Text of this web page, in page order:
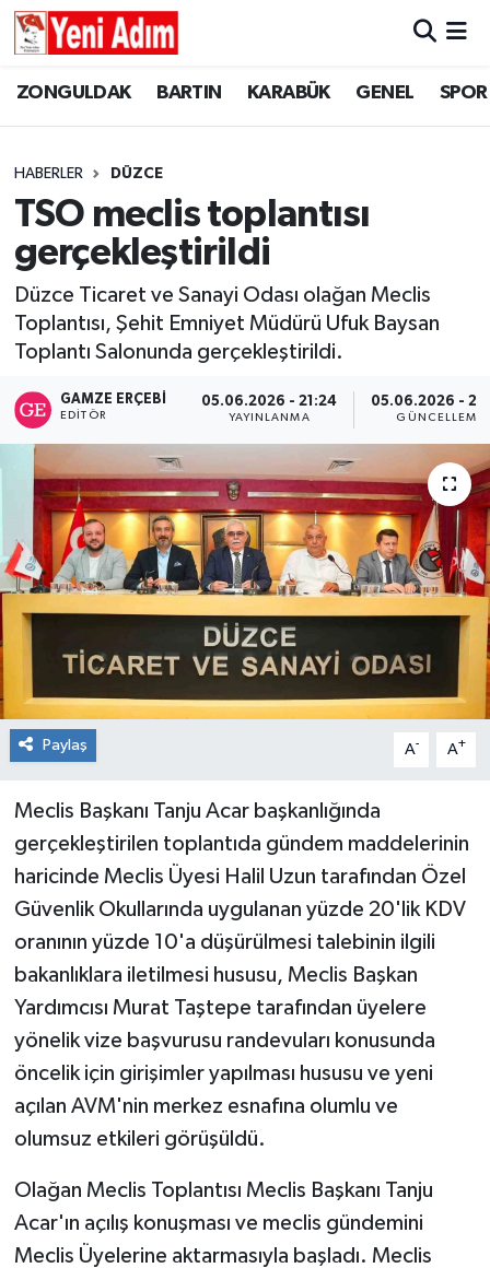
ZONGULDAK BARTIN KARABÜK GENEL SPOR
HABERLER DÜZCE
TSO meclis toplantısı
gerçekleştirildi
Düzce Ticaret ve Sanayi Odası olağan Meclis
Toplantısı, Şehit Emniyet Müdürü Ufuk Baysan
Toplantı Salonunda gerçekleştirildi.
GAMZE ERÇEBI
EDITÖR
05.06.2026 - 21:24
YAYINLANMA
05.06.2026 -
GÜNCELLEME
Paylaş A- A+
Meclis Başkanı Tanju Acar başkanlığında
gerçekleştirilen toplantıda gündem maddelerinin
haricinde Meclis Üyesi Halil Uzun tarafından Özel
Güvenlik Okullarında uygulanan yüzde 20'lik KDV
oranının yüzde 10'a düşürülmesi talebinin ilgili
bakanlıklara iletilmesi hususu, Meclis Başkan
Yardımcısı Murat Taştepe tarafından üyelere
yönelik vize başvurusu randevuları konusunda
öncelik için girişimler yapılması hususu ve yeni
açılan AVM'nin merkez esnafına olumlu ve
olumsuz etkileri görüşüldü.
Olağan Meclis Toplantısı Meclis Başkanı Tanju
Acar'ın açılış konuşması ve meclis gündemini
Meclis Üyelerine aktarmasıyla başladı. Meclis
ZONGULDAK
GÜNCEL
SİYASET
RESMİ İLAN
ZONGULDAK
GENEL
SPOR
SİYASET
SAĞLIK
GÜNCEL
RESMİ İLAN
Künye
Zonguldak Hava Durumu
Süper Lig Puan Durumu ve Fikstür
Tüm Manşetler
Son Dakika Haberleri
Haber Arşivi